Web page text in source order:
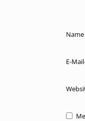
Name
E-